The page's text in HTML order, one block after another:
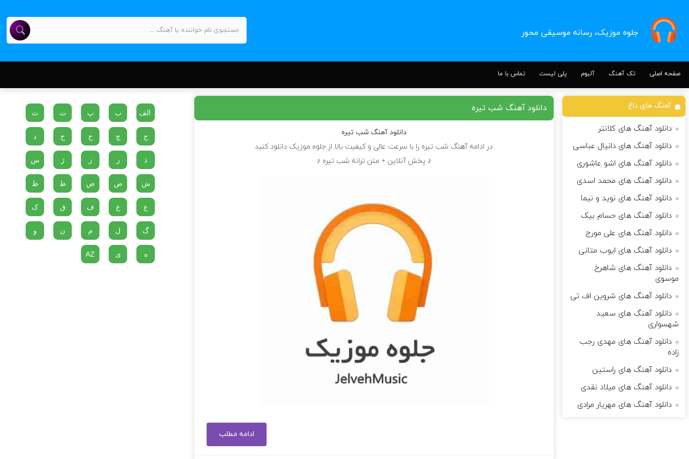
جلوه موزیک، رسانه موسیقی محور
صفحه اصلی تک آهنگ آلبوم پلی لیست تماس با ما
دانلود آهنگ شب تیره
دانلود آهنگ شب تیره
در ادامه آهنگ شب تیره را با سرعت عالی و کیفیت بالا از جلوه موزیک دانلود کنید
♪ پخش آنلاین + متن ترانه شب تیره ♪
ادامه مطلب
آهنگ های داغ
دانلود آهنگ های کلانتر
دانلود آهنگ های دانیال عباسی
دانلود آهنگ های اشو عاشوری
دانلود آهنگ های محمد اسدی
دانلود آهنگ های نوید و نیما
دانلود آهنگ های حسام بیک
دانلود آهنگ های علی مورج
دانلود آهنگ های ایوب متانی
دانلود آهنگ های شاهرخ
موسوی
دانلود آهنگ های شروین اف تی
دانلود آهنگ های سعید
شهسواری
دانلود آهنگ های مهدی رجب
زاده
دانلود آهنگ های راستین
دانلود آهنگ های میلاد نقدی
دانلود آهنگ های مهریار مرادی
الف ب پ ت ث
ج چ ح خ د
ذ ر ز ژ س
ش ص ض ط ظ
ع غ ف ق ک
گ ل م ن و
ه ی AZ